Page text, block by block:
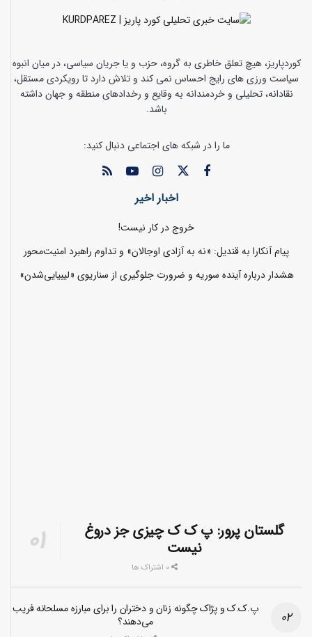
کوردپاریز، هیچ تعلق خاطری به گروه، حزب و یا جریان سیاسی، در میان انبوه
سیاست ورزی های رایج احساس نمی کند و تلاش دارد تا رویکردی مستقل،
نقادانه، تحلیلی و خردمندانه به وقایع و رخدادهای منطقه و جهان داشته
باشد.
ما را در شبکه های اجتماعی دنبال کنید:
اخبار اخیر
خروج در کار نیست!
پیام آنکارا به قندیل: «نه به آزادی اوجالان» و تداوم راهبرد امنیت‌محور
هشدار درباره آینده سوریه و ضرورت جلوگیری از سناریوی «لیبیایی‌شدن»
گلستان پرور: پ ک ک چیزی جز دروغ
نیست
پ.ک.ک و پژاک چگونه زنان و دختران را برای مبارزه مسلحانه فریب
می‌دهند؟